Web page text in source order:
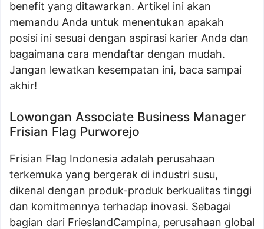
benefit yang ditawarkan. Artikel ini akan
memandu Anda untuk menentukan apakah
posisi ini sesuai dengan aspirasi karier Anda dan
bagaimana cara mendaftar dengan mudah.
Jangan lewatkan kesempatan ini, baca sampai
akhir!
Lowongan Associate Business Manager
Frisian Flag Purworejo
Frisian Flag Indonesia adalah perusahaan
terkemuka yang bergerak di industri susu,
dikenal dengan produk-produk berkualitas tinggi
dan komitmennya terhadap inovasi. Sebagai
bagian dari FrieslandCampina, perusahaan global